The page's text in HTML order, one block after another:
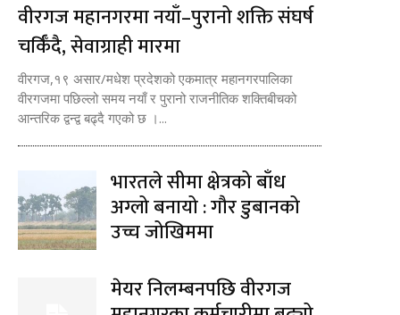
वीरगज महानगरमा नयाँ–पुरानो शक्ति संघर्ष
चर्किँदै, सेवाग्राही मारमा
वीरगज,१९ असार/मधेश प्रदेशको एकमात्र महानगरपालिका
वीरगजमा पछिल्लो समय नयाँ र पुरानो राजनीतिक शक्तिबीचको
आन्तरिक द्वन्द्व बढ्दै गएको छ ।...
भारतले सीमा क्षेत्रको बाँध
अग्लो बनायो : गौर डुबानको
उच्च जोखिममा
मेयर निलम्बनपछि वीरगज